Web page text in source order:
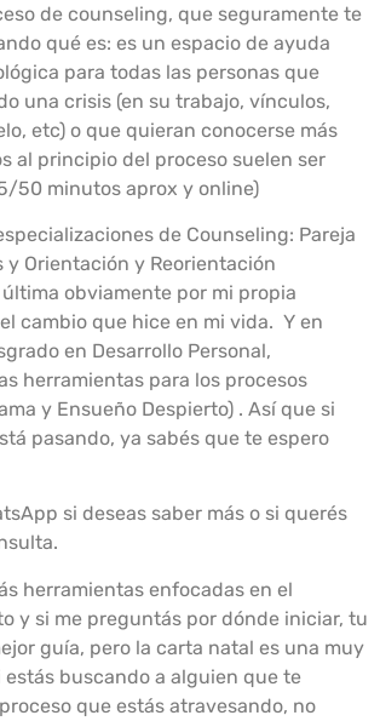
de counseling, que seguramente te
qué es: es un espacio de ayuda
para todas las personas que
una crisis (en su trabajo, vínculos,
etc) o que quieran conocerse más
al principio del proceso suelen ser
50 minutos aprox y online)
de Counseling: Pareja
y Orientación y Reorientación
obviamente por mi propia
cambio que hice en mi vida. Y en
en Desarrollo Personal,
herramientas para los procesos
y Ensueño Despierto) . Así que si
pasando, ya sabés que te espero
si deseas saber más o si querés
herramientas enfocadas en el
y si me preguntás por dónde iniciar, tu
guía, pero la carta natal es una muy
estás buscando a alguien que te
que estás atravesando, no